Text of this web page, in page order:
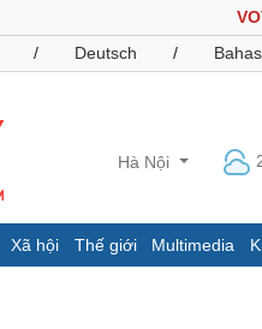
/ Deutsch /
Hà Nội
Xã hội Thế giới Multimedia